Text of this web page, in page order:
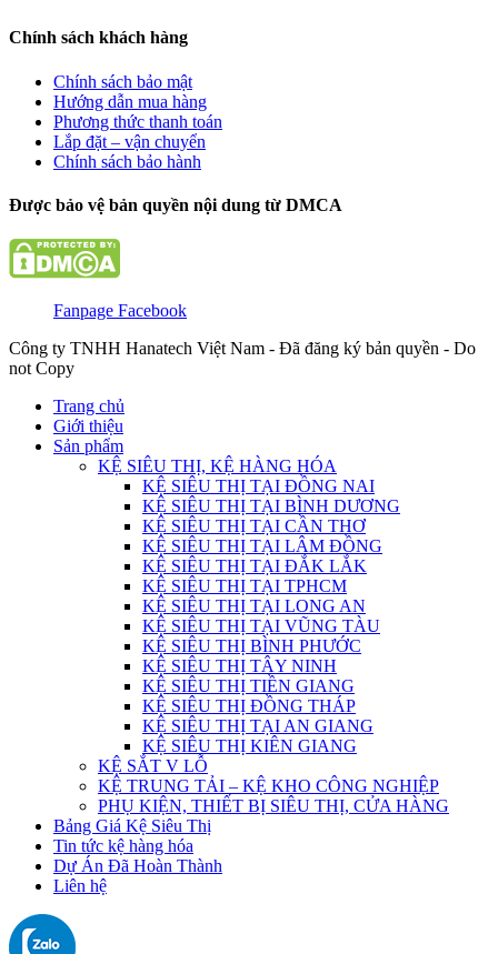
Chính sách khách hàng
Chính sách bảo mật
Hướng dẫn mua hàng
Phương thức thanh toán
Lắp đặt – vận chuyển
Chính sách bảo hành
Được bảo vệ bản quyền nội dung từ DMCA
Fanpage Facebook
Công ty TNHH Hanatech Việt Nam - Đã đăng ký bản quyền - Do
not Copy
Trang chủ
Giới thiệu
Sản phẩm
KỆ SIÊU THỊ, KỆ HÀNG HÓA
KỆ SIÊU THỊ TẠI ĐỒNG NAI
KỆ SIÊU THỊ TẠI BÌNH DƯƠNG
KỆ SIÊU THỊ TẠI CẦN THƠ
KỆ SIÊU THỊ TẠI LÂM ĐỒNG
KỆ SIÊU THỊ TẠI ĐẮK LẮK
KỆ SIÊU THỊ TẠI TPHCM
KỆ SIÊU THỊ TẠI LONG AN
KỆ SIÊU THỊ TẠI VŨNG TÀU
KỆ SIÊU THỊ BÌNH PHƯỚC
KỆ SIÊU THỊ TÂY NINH
KỆ SIÊU THỊ TIỀN GIANG
KỆ SIÊU THỊ ĐỒNG THÁP
KỆ SIÊU THỊ TẠI AN GIANG
KỆ SIÊU THỊ KIÊN GIANG
KỆ SẮT V LỖ
KỆ TRUNG TẢI – KỆ KHO CÔNG NGHIỆP
PHỤ KIỆN, THIẾT BỊ SIÊU THỊ, CỬA HÀNG
Bảng Giá Kệ Siêu Thị
Tin tức kệ hàng hóa
Dự Án Đã Hoàn Thành
Liên hệ